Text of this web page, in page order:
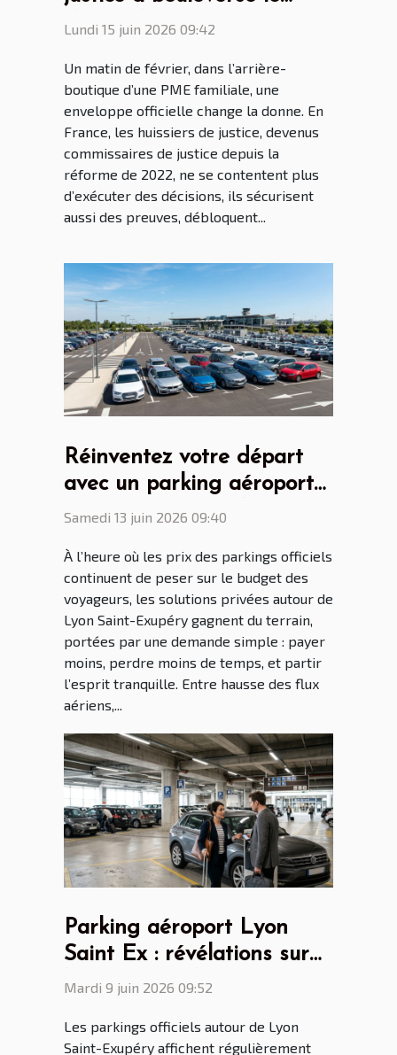
destin d’une entreprise
Lundi 15 juin 2026 09:42
Un matin de février, dans l’arrière-
boutique d’une PME familiale, une
enveloppe officielle change la donne. En
France, les huissiers de justice, devenus
commissaires de justice depuis la
réforme de 2022, ne se contentent plus
d’exécuter des décisions, ils sécurisent
aussi des preuves, débloquent...
Réinventez votre départ
avec un parking aéroport
Lyon Saint Ex malin
Samedi 13 juin 2026 09:40
À l’heure où les prix des parkings officiels
continuent de peser sur le budget des
voyageurs, les solutions privées autour de
Lyon Saint-Exupéry gagnent du terrain,
portées par une demande simple : payer
moins, perdre moins de temps, et partir
l’esprit tranquille. Entre hausse des flux
aériens,...
Parking aéroport Lyon
Saint Ex : révélations sur
les attentes des voyageurs
Mardi 9 juin 2026 09:52
Les parkings officiels autour de Lyon
Saint-Exupéry affichent régulièrement